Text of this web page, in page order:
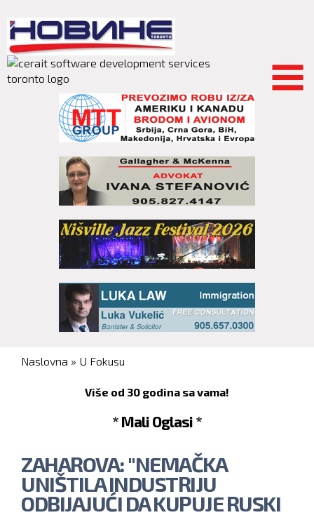
main
content
You are here
Naslovna » U Fokusu
Više od 30 godina sa vama!
* Mali Oglasi *
ZAHAROVA: "NEMAČKA
UNIŠTILA INDUSTRIJU
ODBIJAJUĆI DA KUPUJE RUSKI